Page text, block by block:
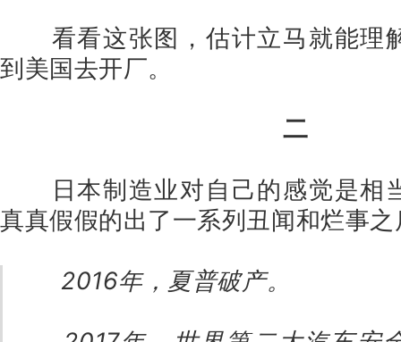
看看这张图，估计立马就能理
到美国去开厂。
二
日本制造业对自己的感觉是相
真真假假的出了一系列丑闻和烂事之
2016年，夏普破产。